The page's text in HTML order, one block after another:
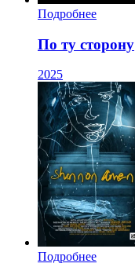
Подробнее
По ту сторону
2025
Подробнее